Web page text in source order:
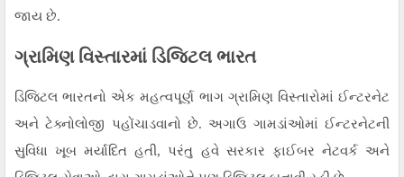
જાય છે.
ગ્રામિણ વિસ્તારમાં ડિજિટલ ભારત
ડિજિટલ ભારતનો એક મહત્વપૂર્ણ ભાગ ગ્રામિણ વિસ્તારોમાં ઈન્ટરનેટ
અને ટેક્નોલોજી પહોંચાડવાનો છે. અગાઉ ગામડાંઓમાં ઈન્ટરનેટની
સુવિધા ખૂબ મર્યાદિત હતી, પરંતુ હવે સરકાર ફાઈબર નેટવર્ક અને